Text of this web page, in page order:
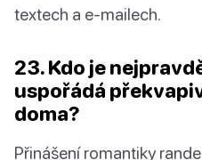
textech a e-mailech.
23. Kdo je
uspořádá
doma?
Přinášení romantiky